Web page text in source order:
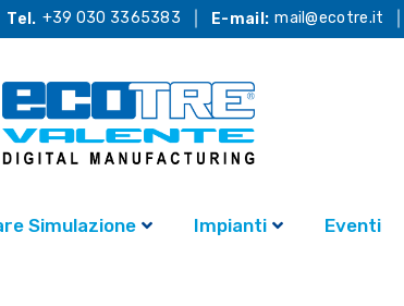
Tel. +39 030 3365383 E-mail: mail@ecotre.it
Simulazione Impianti Eventi